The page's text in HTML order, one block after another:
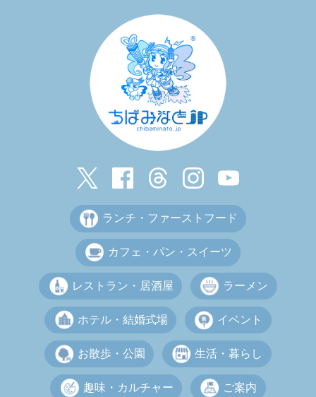
ランチ・ファーストフード
カフェ・パン・スイーツ
レストラン・居酒屋 ラーメン
ホテル・結婚式場 イベント
お散歩・公園 生活・暮らし
趣味・カルチャー ご案内